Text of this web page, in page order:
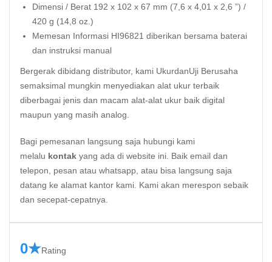
Dimensi / Berat 192 x 102 x 67 mm (7,6 x 4,01 x 2,6 ”) /
420 g (14,8 oz.)
Memesan Informasi HI96821 diberikan bersama baterai
dan instruksi manual
Bergerak dibidang distributor, kami UkurdanUji Berusaha
semaksimal mungkin menyediakan alat ukur terbaik
diberbagai jenis dan macam alat-alat ukur baik digital
maupun yang masih analog.
Bagi pemesanan langsung saja hubungi kami
melalu kontak yang ada di website ini. Baik email dan
telepon, pesan atau whatsapp, atau bisa langsung saja
datang ke alamat kantor kami. Kami akan merespon sebaik
dan secepat-cepatnya.
0★Rating